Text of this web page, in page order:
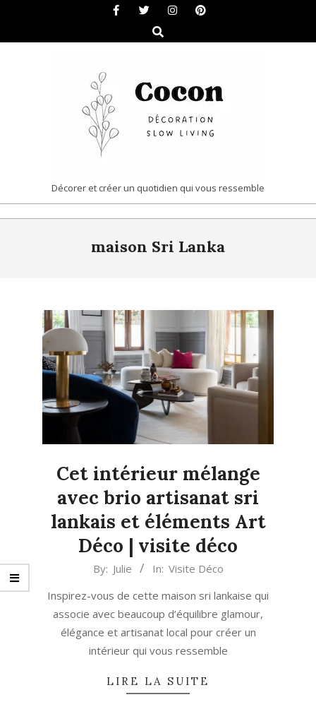
content
Search
COCON
|
DÉCORATION
LIVING
Décorer et créer un quotidien qui vous ressemble
maison Sri Lanka
Cet intérieur mélange
avec brio artisanat sri
lankais et éléments Art
Déco | visite déco
08
By: Julie In: Visite Déco
Inspirez-vous de cette maison sri lankaise qui
associe avec beaucoup d’équilibre glamour,
élégance et artisanat local pour créer un
intérieur qui vous ressemble
LIRE LA SUITE